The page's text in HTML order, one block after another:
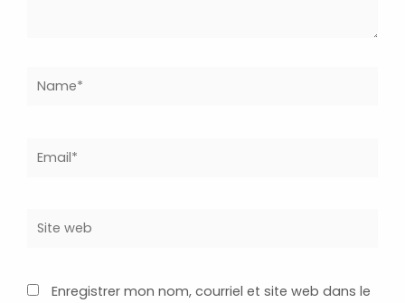
Name*
Email*
Site
Enregistrer mon nom, courriel et site web dans le